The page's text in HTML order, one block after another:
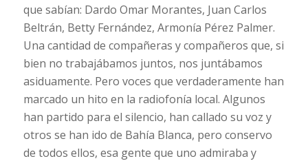
que sabían: Dardo Omar Morantes, Juan Carlos
Beltrán, Betty Fernández, Armonía Pérez Palmer.
Una cantidad de compañeras y compañeros que, si
bien no trabajábamos juntos, nos juntábamos
asiduamente. Pero voces que verdaderamente han
marcado un hito en la radiofonía local. Algunos
han partido para el silencio, han callado su voz y
otros se han ido de Bahía Blanca, pero conservo
de todos ellos, esa gente que uno admiraba y